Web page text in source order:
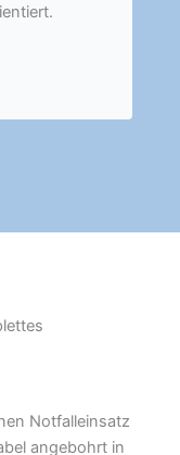
Notfalleinsatz
angebohrt in